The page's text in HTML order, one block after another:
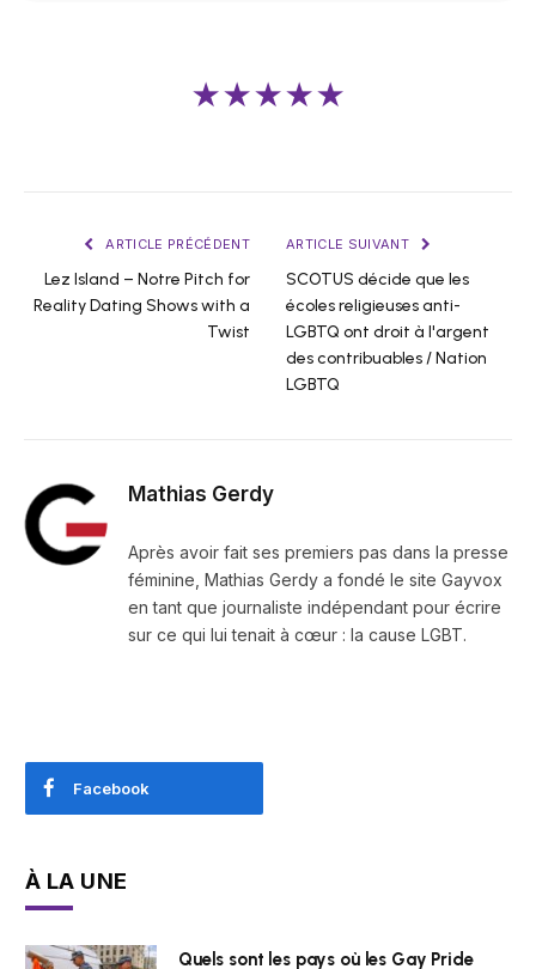
★★★★★
ARTICLE PRÉCÉDENT
Lez Island – Notre Pitch for
Reality Dating Shows with a
Twist
ARTICLE SUIVANT
SCOTUS décide que les
écoles religieuses anti-
LGBTQ ont droit à l'argent
des contribuables / Nation
LGBTQ
Mathias Gerdy
Après avoir fait ses premiers pas dans la presse
féminine, Mathias Gerdy a fondé le site Gayvox
en tant que journaliste indépendant pour écrire
sur ce qui lui tenait à cœur : la cause LGBT.
Facebook
À LA UNE
Quels sont les pays où les Gay Pride